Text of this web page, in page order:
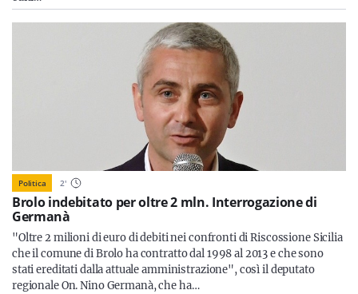
Politica 2'
Brolo indebitato per oltre 2 mln. Interrogazione di
Germanà
"Oltre 2 milioni di euro di debiti nei confronti di Riscossione Sicilia
che il comune di Brolo ha contratto dal 1998 al 2013 e che sono
stati ereditati dalla attuale amministrazione", così il deputato
regionale On. Nino Germanà, che ha…